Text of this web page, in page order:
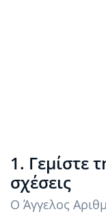
1. Γεμίστε
σχέσεις
Ο Άγγελος